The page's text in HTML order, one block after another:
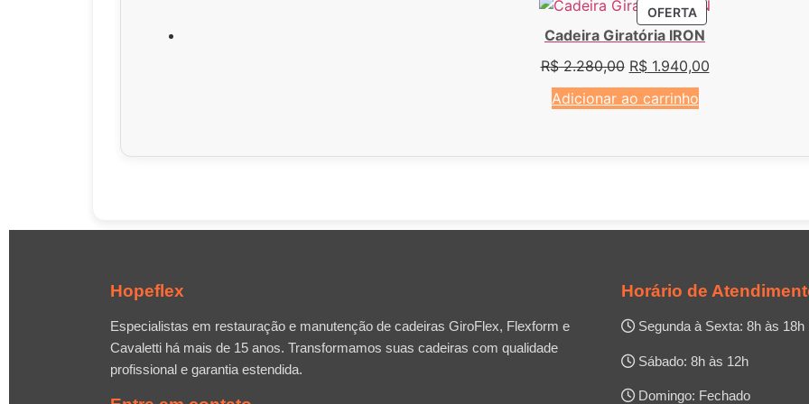
OFERTA
Cadeira Giratória IRON
R$2.280,00 R$1.940,00
Adicionar ao carrinho
Hopeflex
Especialistas em restauração e manutenção de cadeiras GiroFlex, Flexform e
Cavaletti há mais de 15 anos. Transformamos suas cadeiras com qualidade
profissional e garantia estendida.
Horário de
Segunda à Sexta: 8h às 18h
Sábado: 8h às 12h
Domingo: Fechado